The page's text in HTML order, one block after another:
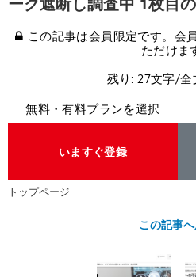
この記事は会員限定です。会
ただけま
残り: 27文字/全
無料・有料プランを選択
いますぐ登録
トップページ
この記事